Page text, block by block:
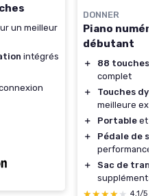
un meilleur
intégrés
DONNER
Piano
débutant
＋ 88 touches
complet
＋
Touches
meilleure
＋
Portable et
＋
Pédale de
performances
＋
Sac de
4,1/5